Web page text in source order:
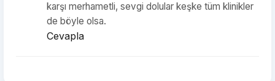
karşı merhametli, sevgi dolular keşke tüm klinikler
de böyle olsa.
Cevapla